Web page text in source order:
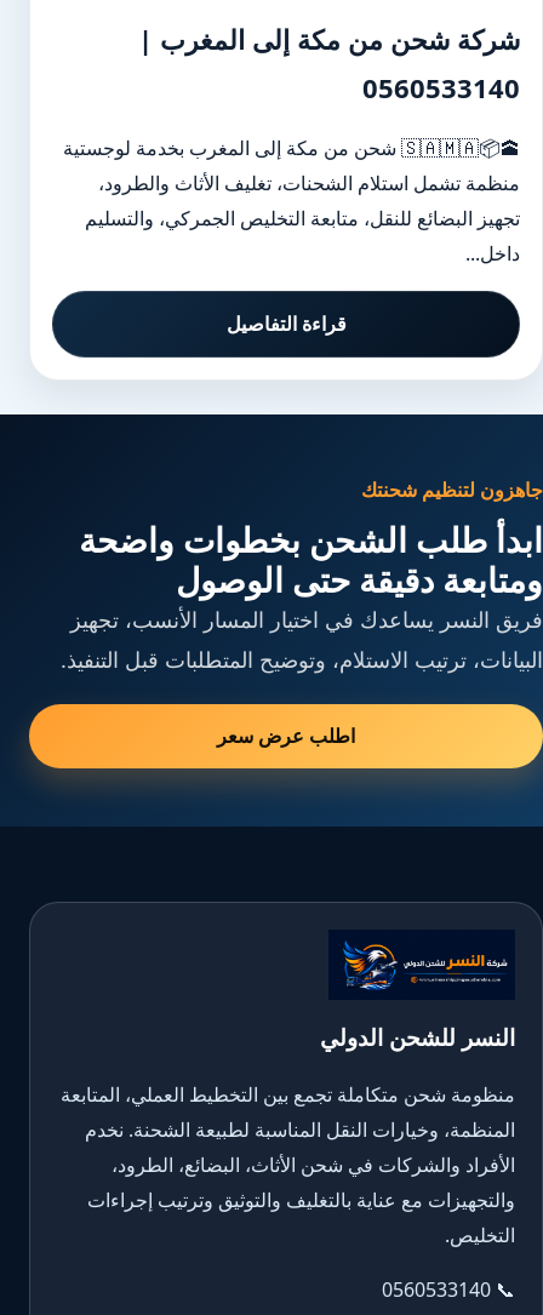
شركة شحن من مكة إلى المغرب |
0560533140
🕋📦🇸🇦🇲🇦 شحن من مكة إلى المغرب بخدمة لوجستية
منظمة تشمل استلام الشحنات، تغليف الأثاث والطرود،
تجهيز البضائع للنقل، متابعة التخليص الجمركي، والتسليم
داخل...
قراءة التفاصيل
جاهزون لتنظيم شحنتك
ابدأ طلب الشحن بخطوات واضحة
ومتابعة دقيقة حتى الوصول
فريق النسر يساعدك في اختيار المسار الأنسب، تجهيز
البيانات، ترتيب الاستلام، وتوضيح المتطلبات قبل التنفيذ.
اطلب عرض سعر
النسر للشحن الدولي
منظومة شحن متكاملة تجمع بين التخطيط العملي، المتابعة
المنظمة، وخيارات النقل المناسبة لطبيعة الشحنة. نخدم
الأفراد والشركات في شحن الأثاث، البضائع، الطرود،
والتجهيزات مع عناية بالتغليف والتوثيق وترتيب إجراءات
التخليص.
📞
0560533140